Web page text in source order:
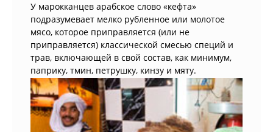
У марокканцев арабское слово «кефта»
подразумевает мелко рубленное или молотое
мясо, которое приправляется (или не
приправляется) классической смесью специй и
трав, включающей в свой состав, как минимум,
паприку, тмин, петрушку, кинзу и мяту.